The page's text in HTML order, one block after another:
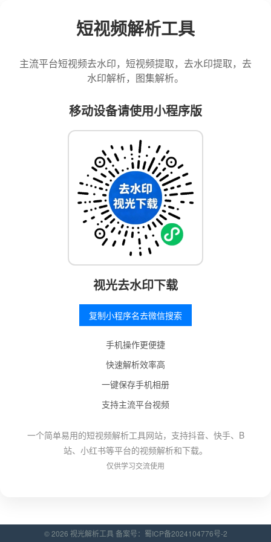
短视频解析工具
主流平台短视频去水印，短视频提取，去水印提取，去
水印解析，图集解析。
移动设备请使用小程序版
视光去水印下载
复制小程序名去微信搜索
手机操作更便捷
快速解析效率高
一键保存手机相册
支持主流平台视频
一个简单易用的短视频解析工具网站，支持抖音、快手、B
站、小红书等平台的视频解析和下载。
仅供学习交流使用
© 2026 视光解析工具 备案号： 蜀ICP备2024104776号-2